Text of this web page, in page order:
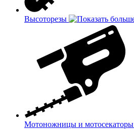
Высоторезы
Мотоножницы и мотосекаторы